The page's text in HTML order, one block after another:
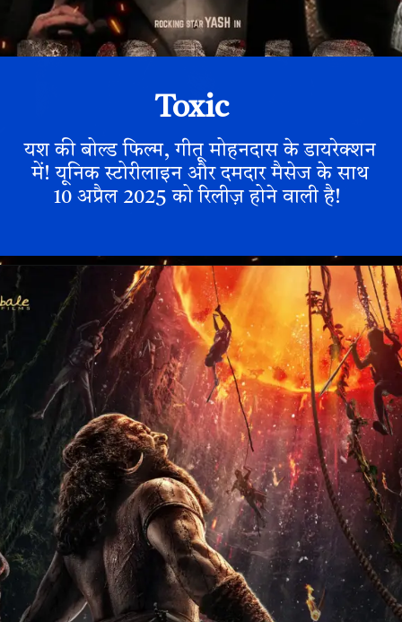
Toxic
यश की बोल्ड फिल्म, गीतू मोहनदास के डायरेक्शन
में! यूनिक स्टोरीलाइन और दमदार मैसेज के साथ
10 अप्रैल 2025 को रिलीज़ होने वाली है!